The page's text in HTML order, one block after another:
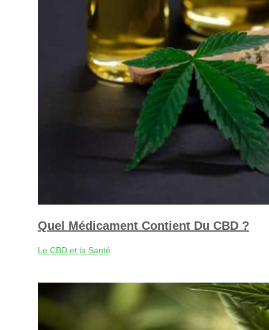
Quel Médicament Contient Du CBD ?
Le CBD et la Santé